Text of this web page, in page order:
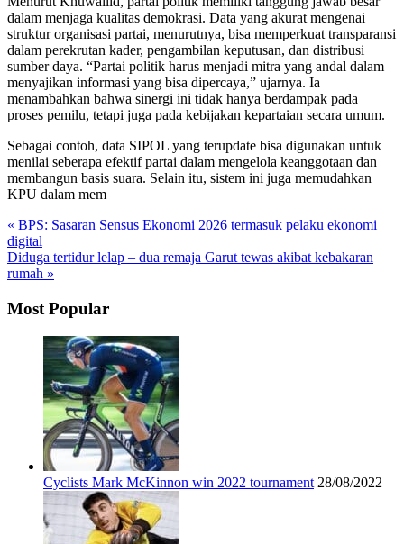
dalam menjaga kualitas demokrasi. Data yang akurat mengenai
struktur organisasi partai, menurutnya, bisa memperkuat transparansi
dalam perekrutan kader, pengambilan keputusan, dan distribusi
sumber daya. “Partai politik harus menjadi mitra yang andal dalam
menyajikan informasi yang bisa dipercaya,” ujarnya. Ia
menambahkan bahwa sinergi ini tidak hanya berdampak pada
proses pemilu, tetapi juga pada kebijakan kepartaian secara umum.
Sebagai contoh, data SIPOL yang terupdate bisa digunakan untuk
menilai seberapa efektif partai dalam mengelola keanggotaan dan
membangun basis suara. Selain itu, sistem ini juga memudahkan
KPU dalam mem
« BPS: Sasaran Sensus Ekonomi 2026 termasuk pelaku ekonomi
digital
Diduga tertidur lelap – dua remaja Garut tewas akibat kebakaran
rumah »
Most Popular
Cyclists Mark McKinnon win 2022 tournament 28/08/2022